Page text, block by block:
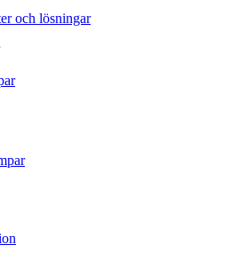
och lösningar